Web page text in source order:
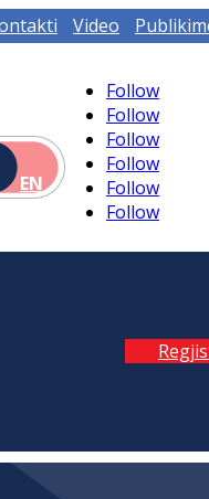
Video
EN
Follow
Follow
Follow
Follow
Follow
Follow